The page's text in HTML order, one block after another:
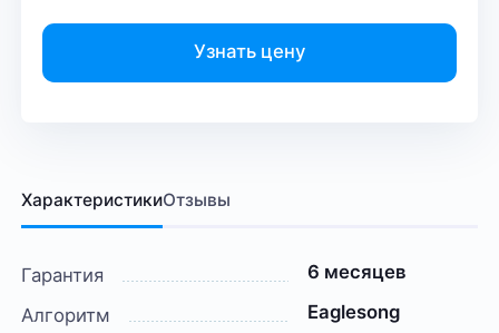
Узнать цену
ХарактеристикиОтзывы
Гарантия
6 месяцев
Алгоритм
Eaglesong